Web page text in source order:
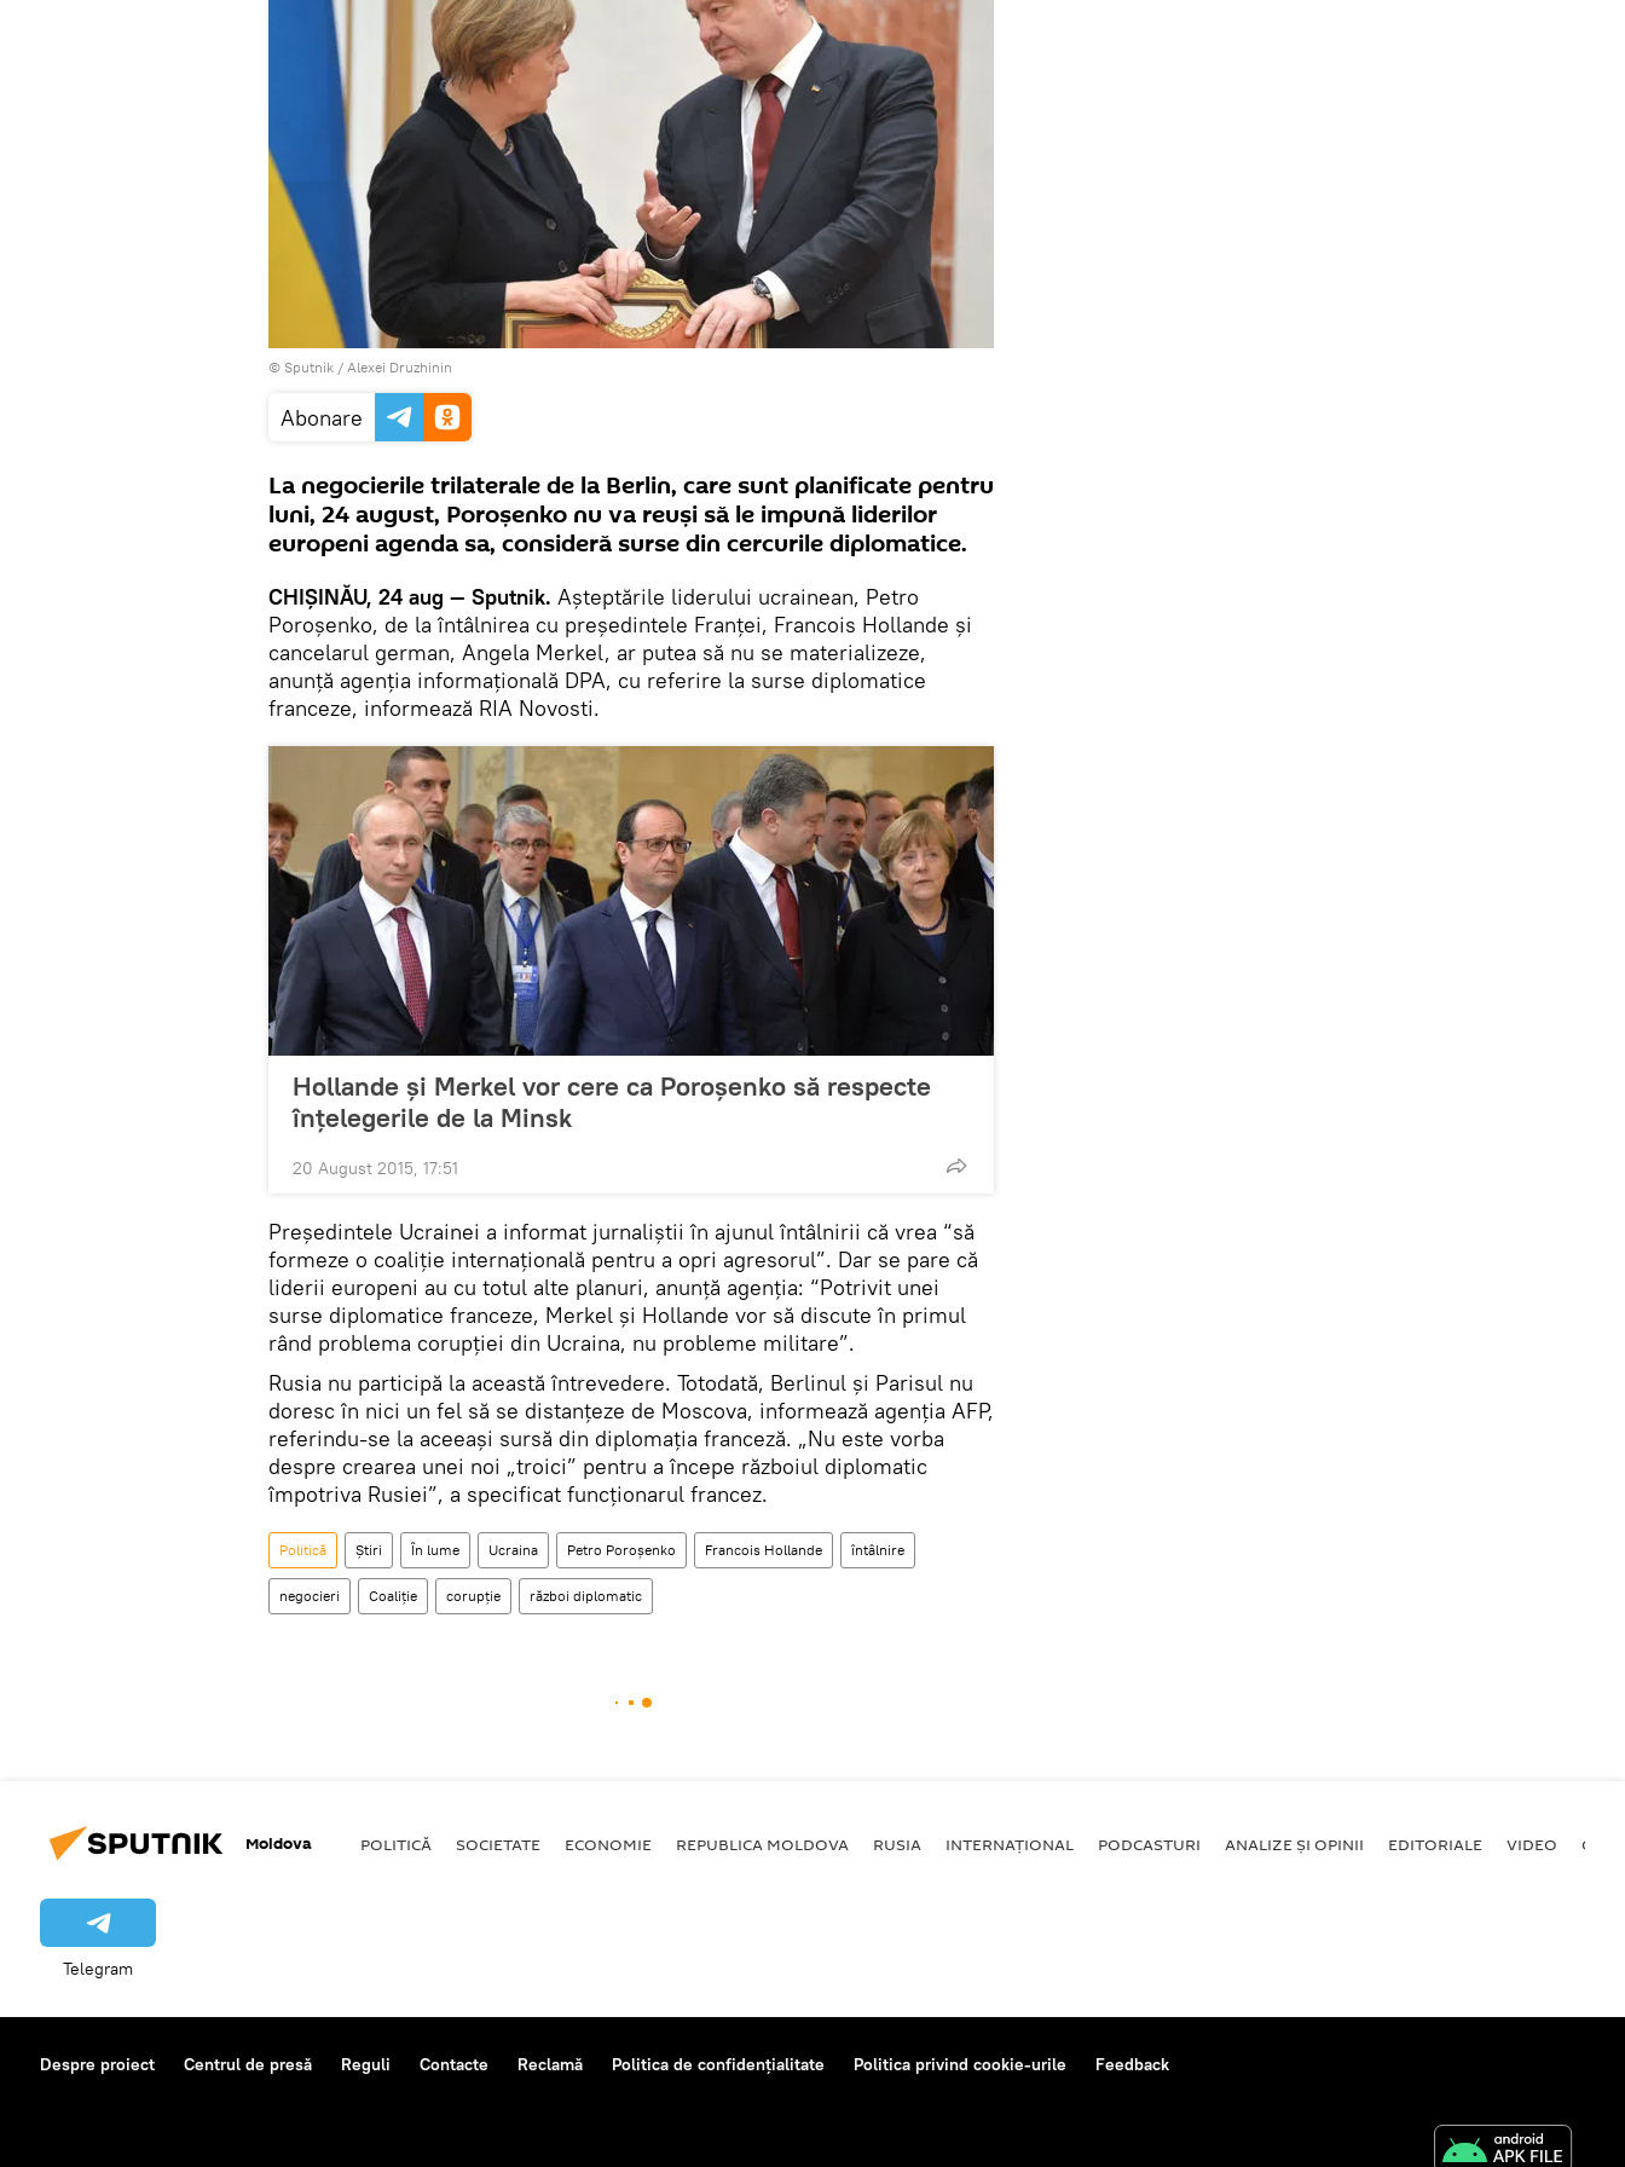
© Sputnik / Alexei Druzhinin
Abonare
La negocierile trilaterale de la Berlin, care sunt planificate pentru
luni, 24 august, Poroşenko nu va reuşi să le impună liderilor
europeni agenda sa, consideră surse din cercurile diplomatice.
CHIŞINĂU, 24 aug — Sputnik. Aşteptările liderului ucrainean, Petro
Poroşenko, de la întâlnirea cu preşedintele Franţei, Francois Hollande şi
cancelarul german, Angela Merkel, ar putea să nu se materializeze,
anunţă agenţia informaţională DPA, cu referire la surse diplomatice
franceze, informează RIA Novosti.
Hollande şi Merkel vor cere ca Poroşenko să respecte
înţelegerile de la Minsk
20 August 2015, 17:51
Preşedintele Ucrainei a informat jurnaliştii în ajunul întâlnirii că vrea “să
formeze o coaliţie internaţională pentru a opri agresorul”. Dar se pare că
liderii europeni au cu totul alte planuri, anunţă agenţia: “Potrivit unei
surse diplomatice franceze, Merkel şi Hollande vor să discute în primul
rând problema corupţiei din Ucraina, nu probleme militare”.
Rusia nu participă la această întrevedere. Totodată, Berlinul şi Parisul nu
doresc în nici un fel să se distanţeze de Moscova, informează agenţia AFP,
referindu-se la aceeaşi sursă din diplomaţia franceză. „Nu este vorba
despre crearea unei noi „troici” pentru a începe războiul diplomatic
împotriva Rusiei”, a specificat funcţionarul francez.
Politică Știri În lume Ucraina Petro Poroşenko Francois Hollande întâlnire
negocieri Coaliţie corupţie război diplomatic
Moldova POLITICĂ SOCIETATE ECONOMIE REPUBLICA MOLDOVA RUSIA INTERNAȚIONAL PODCASTURI ANALIZE ȘI OPINII EDITORIALE VIDEO
Telegram
Despre proiect Centrul de presă Reguli Contacte Reclamă Politica de confidențialitate Politica privind cookie-urile Feedback